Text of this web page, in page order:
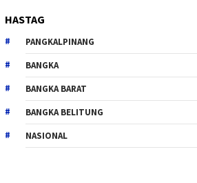
HASTAG
PANGKALPINANG
BANGKA
BANGKA BARAT
BANGKA BELITUNG
NASIONAL